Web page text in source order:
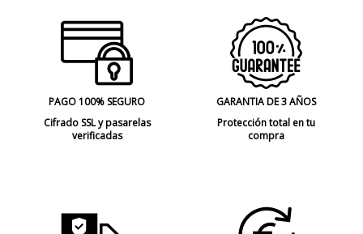
PAGO 100% SEGURO
Cifrado SSL y pasarelas
verificadas
GARANTIA DE 3 AÑOS
Protección total en tu
compra